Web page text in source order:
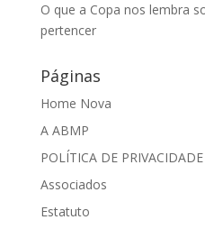
O que a Copa nos lembra
pertencer
Páginas
Home Nova
A ABMP
POLÍTICA DE PRIVACIDADE
Associados
Estatuto